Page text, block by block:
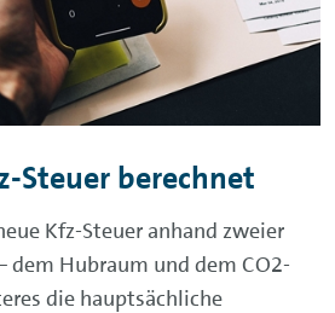
Steuer berechnet
Kfz-Steuer anhand zweier
dem Hubraum und dem CO2-
die hauptsächliche